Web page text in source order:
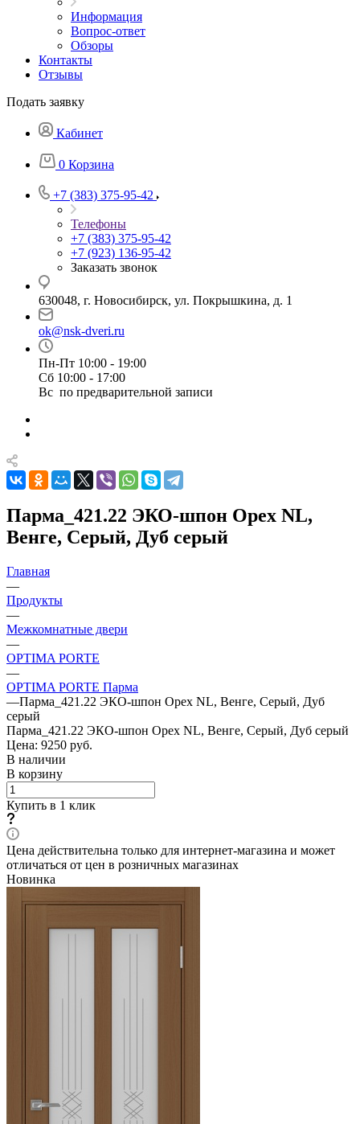
Информация
Вопрос-ответ
Обзоры
Контакты
Отзывы
Подать заявку
Кабинет
0 Корзина
+7 (383) 375-95-42
Телефоны
+7 (383) 375-95-42
+7 (923) 136-95-42
Заказать звонок
630048, г. Новосибирск, ул. Покрышкина, д. 1
ok@nsk-dveri.ru
Пн-Пт 10:00 - 19:00
Сб 10:00 - 17:00
Вс по предварительной записи
Парма_421.22 ЭКО-шпон Орех NL,
Венге, Серый, Дуб серый
Главная
—
Продукты
—
Межкомнатные двери
—
OPTIMA PORTE
—
OPTIMA PORTE Парма
—Парма_421.22 ЭКО-шпон Орех NL, Венге, Серый, Дуб
серый
Парма_421.22 ЭКО-шпон Орех NL, Венге, Серый, Дуб серый
Цена: 9250 руб.
В наличии
В корзину
Купить в 1 клик
Цена действительна только для интернет-магазина и может
отличаться от цен в розничных магазинах
Новинка